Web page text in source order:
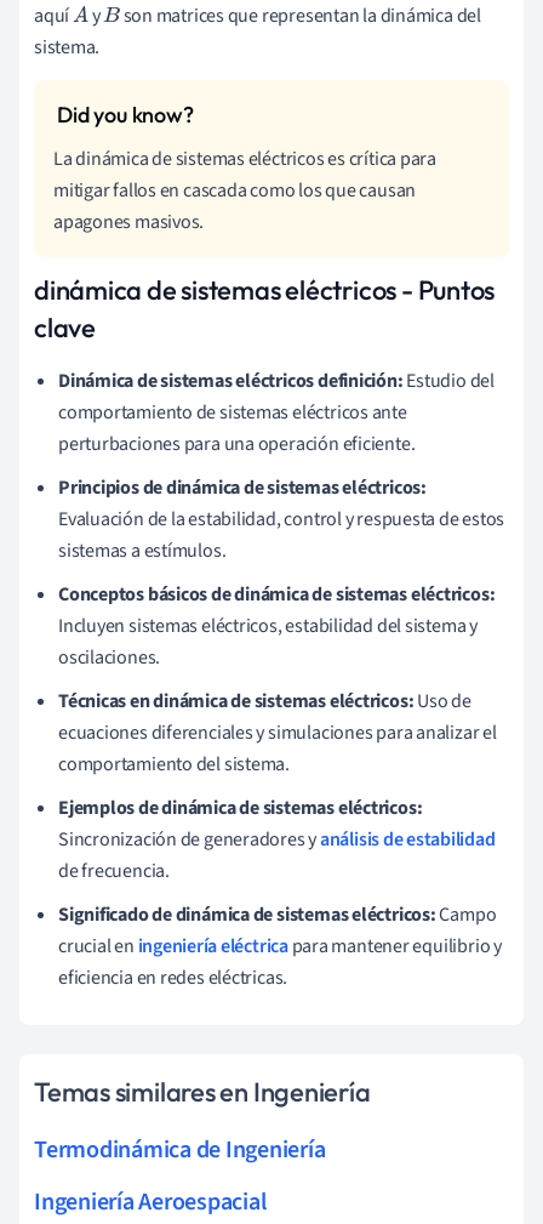
aquíA yB son matrices que representan la dinámica del
sistema.
La dinámica de sistemas eléctricos es crítica para
mitigar fallos en cascada como los que causan
apagones masivos.
dinámica de sistemas eléctricos - Puntos
clave
Dinámica de sistemas eléctricos definición:Estudio del
comportamiento de sistemas eléctricos ante
perturbaciones para una operación eficiente.
Principios de dinámica de sistemas eléctricos:
Evaluación de la estabilidad, control y respuesta de estos
sistemas a estímulos.
Conceptos básicos de dinámica de sistemas eléctricos:
Incluyen sistemas eléctricos, estabilidad del sistema y
oscilaciones.
Técnicas en dinámica de sistemas eléctricos:Uso de
ecuaciones diferenciales y simulaciones para analizar el
comportamiento del sistema.
Ejemplos de dinámica de sistemas eléctricos:
Sincronización de generadores yanálisis de estabilidad
de frecuencia.
Significado de dinámica de sistemas eléctricos:Campo
crucial en ingeniería eléctricapara mantener equilibrio y
eficiencia en redes eléctricas.
Temas similares en Ingeniería
Termodinámica de Ingeniería
Ingeniería Aeroespacial